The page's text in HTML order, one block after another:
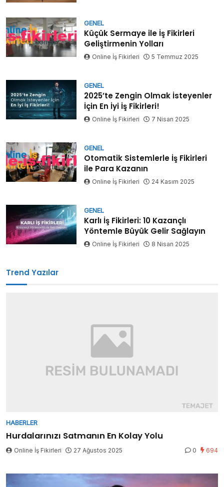
GENEL
Küçük Sermaye ile İş Fikirleri
Geliştirmenin Yolları
Online İş Fikirleri 5 Temmuz 2025
GENEL
2025’te Zengin Olmak İsteyenler
İçin En İyi İş Fikirleri!
Online İş Fikirleri 7 Nisan 2025
GENEL
Otomatik Sistemlerle İş Fikirleri
ile Para Kazanın
Online İş Fikirleri 24 Kasım 2025
GENEL
Karlı İş Fikirleri: 10 Kazançlı
Yöntemle Büyük Gelir Sağlayın
Online İş Fikirleri 8 Nisan 2025
Trend Yazılar
HABERLER
Hurdalarınızı Satmanın En Kolay Yolu
Online İş Fikirleri 27 Ağustos 2025 0 694